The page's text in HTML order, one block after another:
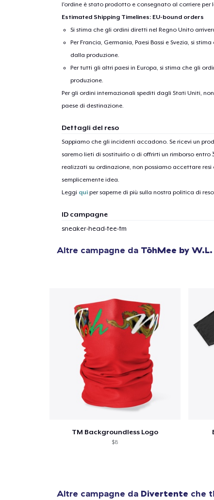
l'ordine è stato prodotto e consegnato al corriere per
Estimated Shipping Timelines: EU-bound orders
Si stima che gli ordini diretti nel Regno Unito
Per Francia, Germania, Paesi Bassi e Svezia, si
dalla produzione.
Per tutti gli altri paesi in Europa, si stima che gli
produzione.
Per gli ordini internazionali spediti dagli Stati Uniti,
paese di destinazione.
Dettagli del reso
Sappiamo che gli incidenti accadono. Se ricevi un
saremo lieti di sostituirlo o di offrirti un rimborso
realizzati su ordinazione, non possiamo accettare
semplicemente idea.
Leggi quiper saperne di più sulla nostra politica di
ID campagne
sneaker-head-tee-tm
Altre campagne da TōhMee by W.L.
TM Backgroundless Logo
$8
Altre campagne da Divertente che